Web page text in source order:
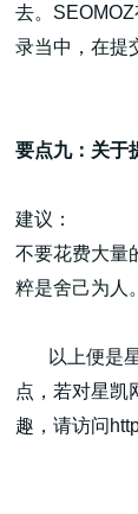
去。
录当中，在提
要点九：关于
建议：
不要花费大量
粹是舍己为人。
以上便是星
点，若对星凯
趣，请访问